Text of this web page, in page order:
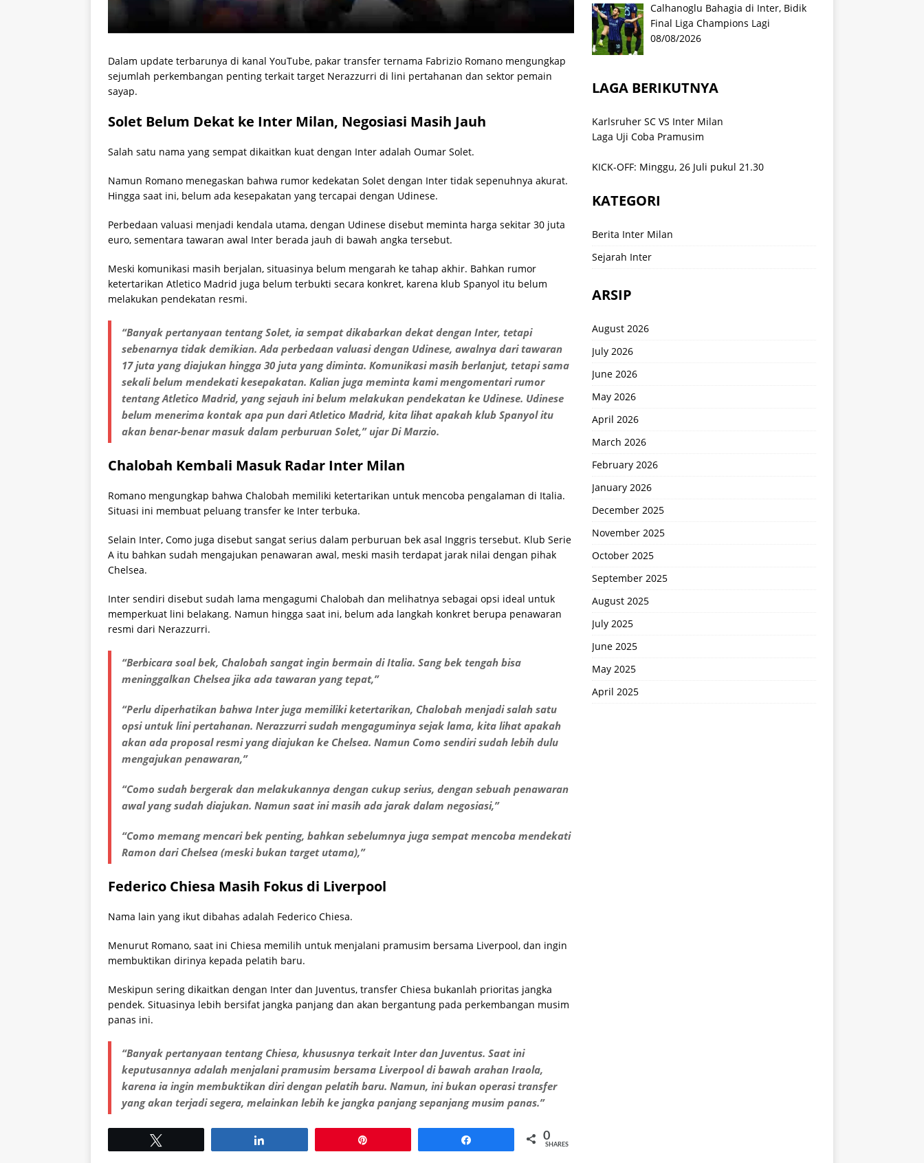
Dalam update terbarunya di kanal YouTube, pakar transfer ternama Fabrizio Romano mengungkap
sejumlah perkembangan penting terkait target Nerazzurri di lini pertahanan dan sektor pemain
sayap.
Solet Belum Dekat ke Inter Milan, Negosiasi Masih Jauh
Salah satu nama yang sempat dikaitkan kuat dengan Inter adalah Oumar Solet.
Namun Romano menegaskan bahwa rumor kedekatan Solet dengan Inter tidak sepenuhnya akurat.
Hingga saat ini, belum ada kesepakatan yang tercapai dengan Udinese.
Perbedaan valuasi menjadi kendala utama, dengan Udinese disebut meminta harga sekitar 30 juta
euro, sementara tawaran awal Inter berada jauh di bawah angka tersebut.
Meski komunikasi masih berjalan, situasinya belum mengarah ke tahap akhir. Bahkan rumor
ketertarikan Atletico Madrid juga belum terbukti secara konkret, karena klub Spanyol itu belum
melakukan pendekatan resmi.
“Banyak pertanyaan tentang Solet, ia sempat dikabarkan dekat dengan Inter, tetapi
sebenarnya tidak demikian. Ada perbedaan valuasi dengan Udinese, awalnya dari tawaran
17 juta yang diajukan hingga 30 juta yang diminta. Komunikasi masih berlanjut, tetapi sama
sekali belum mendekati kesepakatan. Kalian juga meminta kami mengomentari rumor
tentang Atletico Madrid, yang sejauh ini belum melakukan pendekatan ke Udinese. Udinese
belum menerima kontak apa pun dari Atletico Madrid, kita lihat apakah klub Spanyol itu
akan benar-benar masuk dalam perburuan Solet,” ujar Di Marzio.
Chalobah Kembali Masuk Radar Inter Milan
Romano mengungkap bahwa Chalobah memiliki ketertarikan untuk mencoba pengalaman di Italia.
Situasi ini membuat peluang transfer ke Inter terbuka.
Selain Inter, Como juga disebut sangat serius dalam perburuan bek asal Inggris tersebut. Klub Serie
A itu bahkan sudah mengajukan penawaran awal, meski masih terdapat jarak nilai dengan pihak
Chelsea.
Inter sendiri disebut sudah lama mengagumi Chalobah dan melihatnya sebagai opsi ideal untuk
memperkuat lini belakang. Namun hingga saat ini, belum ada langkah konkret berupa penawaran
resmi dari Nerazzurri.
“Berbicara soal bek, Chalobah sangat ingin bermain di Italia. Sang bek tengah bisa
meninggalkan Chelsea jika ada tawaran yang tepat,”
“Perlu diperhatikan bahwa Inter juga memiliki ketertarikan, Chalobah menjadi salah satu
opsi untuk lini pertahanan. Nerazzurri sudah mengaguminya sejak lama, kita lihat apakah
akan ada proposal resmi yang diajukan ke Chelsea. Namun Como sendiri sudah lebih dulu
mengajukan penawaran,”
“Como sudah bergerak dan melakukannya dengan cukup serius, dengan sebuah penawaran
awal yang sudah diajukan. Namun saat ini masih ada jarak dalam negosiasi,”
“Como memang mencari bek penting, bahkan sebelumnya juga sempat mencoba mendekati
Ramon dari Chelsea (meski bukan target utama),”
Federico Chiesa Masih Fokus di Liverpool
Nama lain yang ikut dibahas adalah Federico Chiesa.
Menurut Romano, saat ini Chiesa memilih untuk menjalani pramusim bersama Liverpool, dan ingin
membuktikan dirinya kepada pelatih baru.
Meskipun sering dikaitkan dengan Inter dan Juventus, transfer Chiesa bukanlah prioritas jangka
pendek. Situasinya lebih bersifat jangka panjang dan akan bergantung pada perkembangan musim
panas ini.
“Banyak pertanyaan tentang Chiesa, khususnya terkait Inter dan Juventus. Saat ini
keputusannya adalah menjalani pramusim bersama Liverpool di bawah arahan Iraola,
karena ia ingin membuktikan diri dengan pelatih baru. Namun, ini bukan operasi transfer
yang akan terjadi segera, melainkan lebih ke jangka panjang sepanjang musim panas.”
0
SHARES
Calhanoglu Bahagia di Inter, Bidik
Final Liga Champions Lagi
08/08/2026
LAGA BERIKUTNYA
Karlsruher SC VS Inter Milan
Laga Uji Coba Pramusim
KICK-OFF: Minggu, 26 Juli pukul 21.30
KATEGORI
Berita Inter Milan
Sejarah Inter
ARSIP
August 2026
July 2026
June 2026
May 2026
April 2026
March 2026
February 2026
January 2026
December 2025
November 2025
October 2025
September 2025
August 2025
July 2025
June 2025
May 2025
April 2025